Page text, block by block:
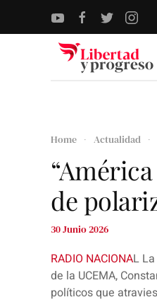
Skip to main content
Home Actualidad
de
30 Junio 2026
RADIO NACIONAL
de la UCEMA,
políticos que